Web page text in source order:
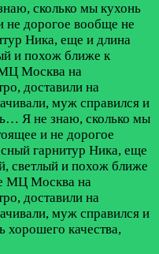
сколько мы кухонь
не дорогое вообще не
Ника, еще и длина
и похож ближе к
Москва на
доставили на
муж справился и
Я не знаю, сколько мы
и не дорогое
гарнитур Ника, еще
светлый и похож ближе
МЦ Москва на
доставили на
муж справился и
хорошего качества,